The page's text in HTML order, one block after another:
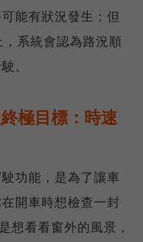
能有狀況發生；但
系統會認為路況順
。
極目標：時速
功能，是為了讓車
開車時想檢查一封
想看看窗外的風景，